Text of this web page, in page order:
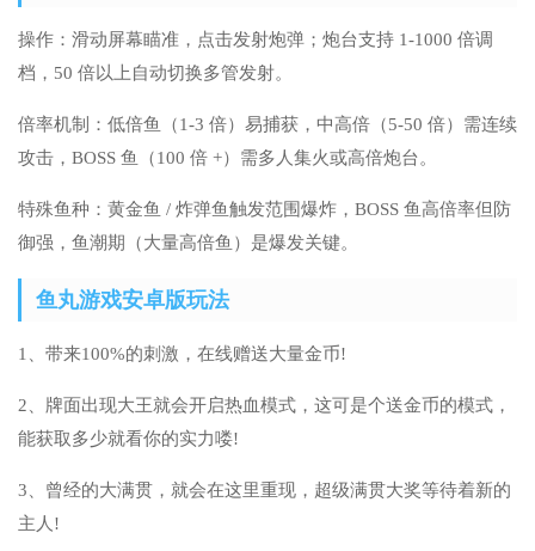
操作：滑动屏幕瞄准，点击发射炮弹；炮台支持 1-1000 倍调
档，50 倍以上自动切换多管发射。
倍率机制：低倍鱼（1-3 倍）易捕获，中高倍（5-50 倍）需连续
攻击，BOSS 鱼（100 倍 +）需多人集火或高倍炮台。
特殊鱼种：黄金鱼 / 炸弹鱼触发范围爆炸，BOSS 鱼高倍率但防
御强，鱼潮期（大量高倍鱼）是爆发关键。
鱼丸游戏安卓版玩法
1、带来100%的刺激，在线赠送大量金币!
2、牌面出现大王就会开启热血模式，这可是个送金币的模式，
能获取多少就看你的实力喽!
3、曾经的大满贯，就会在这里重现，超级满贯大奖等待着新的
主人!